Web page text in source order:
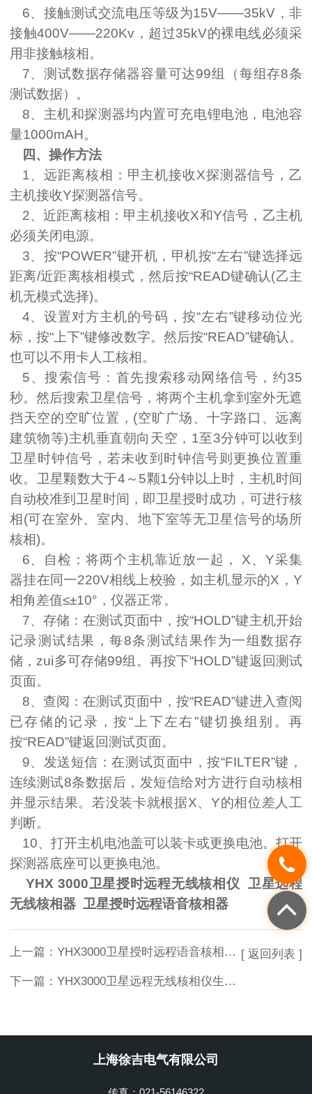
6、接触测试交流电压等级为15V——35kV ，非
接触400V——220Kv ，超过35kV的裸电线必须采
用非接触核相。
7、测试数据存储器容量可达99组（每组存8条
测试数据）。
8、主机和探测器均内置可充电锂电池，电池容
量1000mAH。
四、操作方法
1、远距离核相：甲主机接收X探测器信号，乙
主机接收Y探测器信号。
2、近距离核相：甲主机接收X和Y信号，乙主机
必须关闭电源。
3、按“POWER”键开机，甲机按“左右”键选择远
距离/近距离核相模式，然后按“READ键确认(乙主
机无模式选择)。
4、设置对方主机的号码，按“左右”键移动位光
标，按“上下”键修改数字。然后按“READ”键确认。
也可以不用卡人工核相。
5、搜索信号：首先搜索移动网络信号，约35
秒。然后搜索卫星信号，将两个主机拿到室外无遮
挡天空的空旷位置， (空旷广场、十字路口、远离
建筑物等)主机垂直朝向天空， 1至3分钟可以收到
卫星时钟信号，若未收到时钟信号则更换位置重
收。卫星颗数大于4 ～ 5颗1分钟以上时，主机时间
自动校准到卫星时间，即卫星授时成功，可进行核
相(可在室外、室内、地下室等无卫星信号的场所
核相)。
6、自检：将两个主机靠近放一起， X、Y采集
器挂在同一220V相线上校验，如主机显示的X ，Y
相角差值≤±10°，仪器正常。
7、存储：在测试页面中，按“HOLD”键主机开始
记录测试结果，每8条测试结果作为一组数据存
储，zui多可存储99组。再按下“HOLD”键返回测试
页面。
8、查阅：在测试页面中，按“READ”键进入查阅
已存储的记录，按“上下左右”键切换组别。再
按“READ”键返回测试页面。
9、发送短信：在测试页面中，按“FILTER”键，
连续测试8条数据后，发短信给对方进行自动核相
并显示结果。若没装卡就根据X、Y的相位差人工
判断。
10、打开主机电池盖可以装卡或更换电池。打开
探测器底座可以更换电池。
YHX 3000卫星授时远程无线核相仪 卫星远程
无线核相器 卫星授时远程语音核相器
上一篇： YHX3000卫星授时远程语音核相仪*
下一篇： YHX3000卫星远程无线核相仪生产厂家
[ 返回列表 ]
上海徐吉电气有限公司